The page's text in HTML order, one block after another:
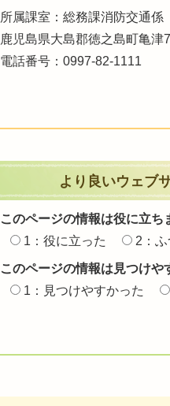
所属課室：総務課消防交通係
鹿児島県大島郡徳之島町亀津
電話番号：0997-82-1111
より良いウェブ
このページの情報は役に立ち
1：役に立った
2：ふ
このページの情報は見つけや
1：見つけやすかった